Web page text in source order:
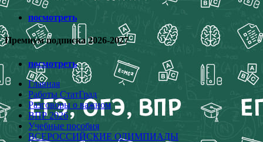
посмотреть
Премиум подписка 2026-2027
посмотреть
Главная
Работы СтатГрад
Разговоры о важном
ВПР 2026
Учебные пособия
ВСЕРОССИЙСКИЕ ОЛИМПИАДЫ